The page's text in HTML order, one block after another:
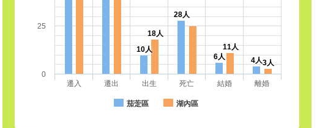
10人
28人
6人 4人
18人
11人
3人
茄萣區 湖內區
遷入 遷出 出生 死亡 結婚 離婚
0
25